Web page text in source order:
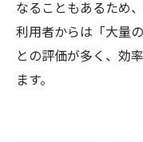
なることもあるため
利用者からは「大量
との評価が多く、効
ます。